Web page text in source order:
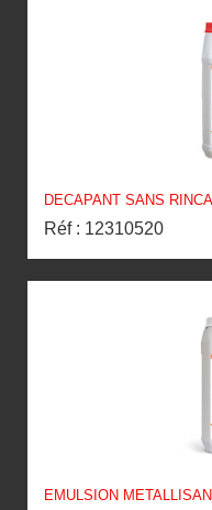
DECAPANT SANS
Réf : 12310520
EMULSION